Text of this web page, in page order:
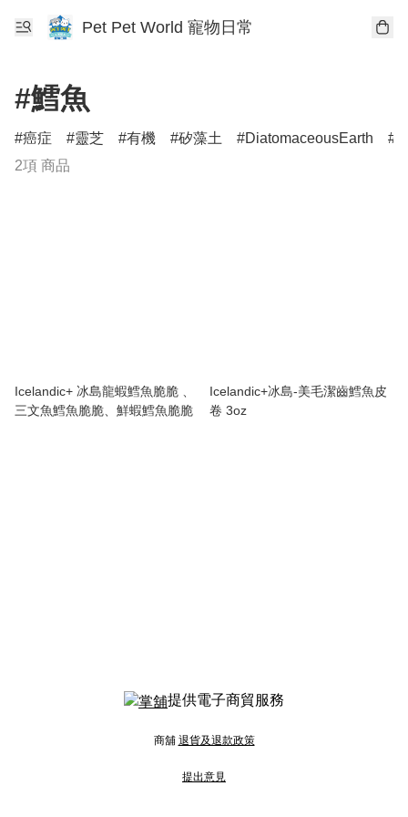
Pet Pet World 寵物日常
#鱈魚
癌症 靈芝 有機 矽藻土 DiatomaceousEarth
2項 商品
Icelandic+ 冰島龍蝦鱈魚脆脆 、
三文魚鱈魚脆脆、鮮蝦鱈魚脆脆
Icelandic+冰島-美毛潔齒鱈魚皮
卷 3oz
提供電子商貿服務
商舖 退貨及退款政策
提出意見